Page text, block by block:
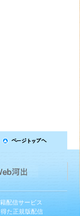
配信サービス
た正規版配信